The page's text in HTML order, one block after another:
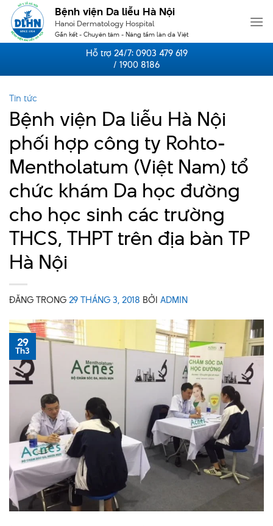
Skip
content
Bệnh viện Da liễu Hà Nội
Hanoi Dermatology Hospital
Gắn kết - Chuyên tâm - Nâng tầm làn da Việt
Hỗ trợ 24/7: 0903 479 619
/ 1900 8186
Tin tức
Bệnh viện Da liễu Hà Nội
phối hợp công ty Rohto-
Mentholatum (Việt Nam) tổ
chức khám Da học đường
cho học sinh các trường
THCS, THPT trên địa bàn TP
Hà Nội
ĐĂNG TRONG29 THÁNG 3, 2018 BỞI ADMIN
29
Th3